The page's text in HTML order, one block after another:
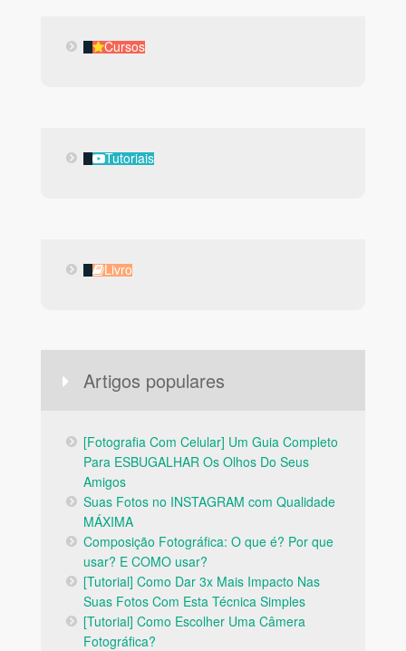
CursosCursos
TutoriaisTutoriais
LivroLivro
Artigos populares
[Fotografia Com Celular] Um Guia Completo
Para ESBUGALHAR Os Olhos Do Seus
Amigos
Suas Fotos no INSTAGRAM com Qualidade
MÁXIMA
Composição Fotográfica: O que é? Por que
usar? E COMO usar?
[Tutorial] Como Dar 3x Mais Impacto Nas
Suas Fotos Com Esta Técnica Simples
[Tutorial] Como Escolher Uma Câmera
Fotográfica?